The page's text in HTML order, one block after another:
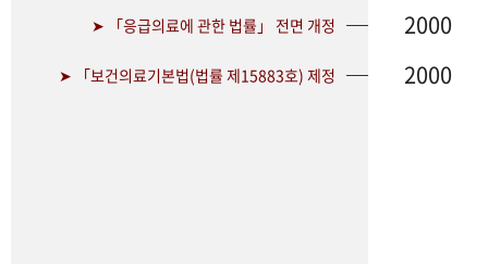
➤ 「응급의료에 관한 법률」 전면 개정 2000
➤ 「보건의료기본법(법률 제15883호) 제정 2000